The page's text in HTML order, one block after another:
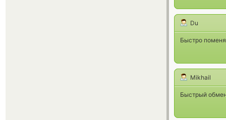
Du
Быстро
Mikhail
Быстрый